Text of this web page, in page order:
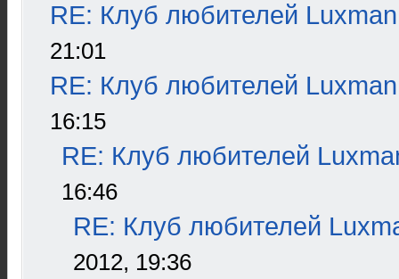
RE: Клуб любителей Luxman
21:01
RE: Клуб любителей Luxman
16:15
RE: Клуб любителей
16:46
RE: Клуб любителей
2012, 19:36